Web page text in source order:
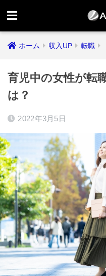
ホーム 収入UP 転職
育児中の女性が転
は？
2022年3月5日